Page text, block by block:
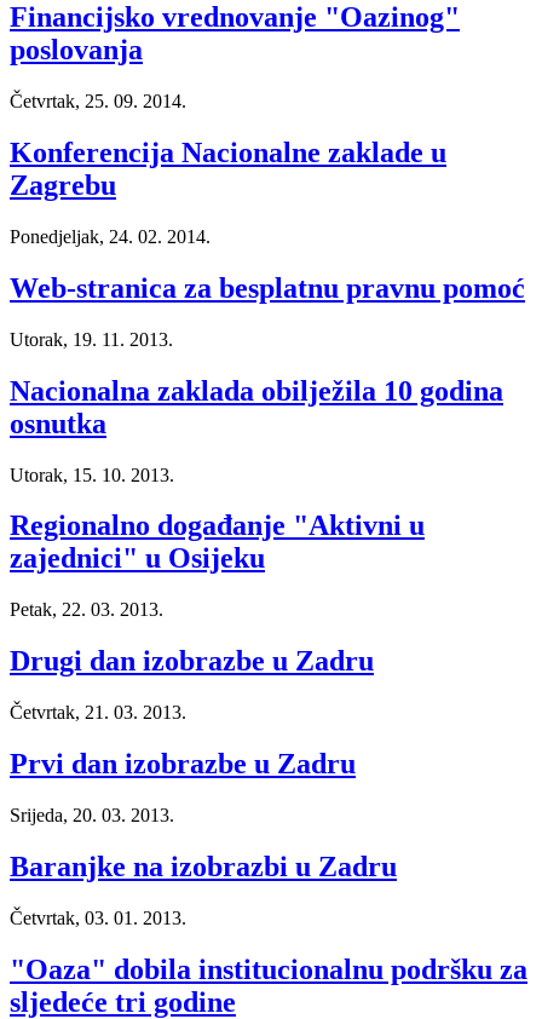
Financijsko vrednovanje "Oazinog"
poslovanja
Četvrtak, 25. 09. 2014.
Konferencija Nacionalne zaklade u
Zagrebu
Ponedjeljak, 24. 02. 2014.
Web-stranica za besplatnu pravnu pomoć
Utorak, 19. 11. 2013.
Nacionalna zaklada obilježila 10 godina
osnutka
Utorak, 15. 10. 2013.
Regionalno događanje "Aktivni u
zajednici" u Osijeku
Petak, 22. 03. 2013.
Drugi dan izobrazbe u Zadru
Četvrtak, 21. 03. 2013.
Prvi dan izobrazbe u Zadru
Srijeda, 20. 03. 2013.
Baranjke na izobrazbi u Zadru
Četvrtak, 03. 01. 2013.
"Oaza" dobila institucionalnu podršku za
sljedeće tri godine